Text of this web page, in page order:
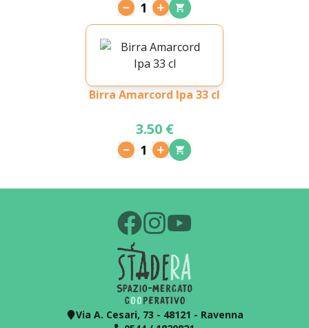
1
Birra Amarcord Ipa 33 cl
3.50 €
1
Via A. Cesari, 73 - 48121 - Ravenna